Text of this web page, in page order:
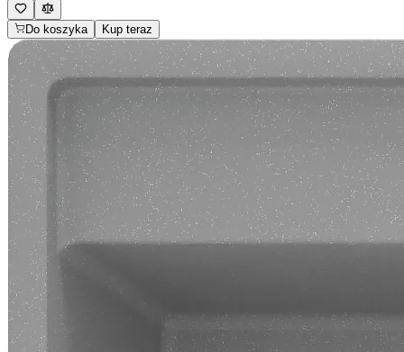
Do koszyka Kup teraz